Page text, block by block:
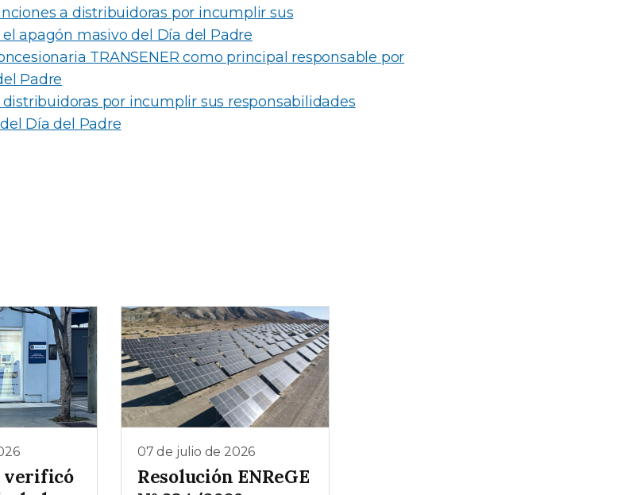
a distribuidoras por incumplir sus
apagón masivo del Día del Padre
TRANSENER como principal responsable por
Padre
distribuidoras por incumplir sus responsabilidades
Día del Padre
verificó
07 de julio de 2026
Resolución ENReGE